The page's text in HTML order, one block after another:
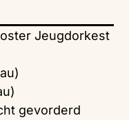
Jeugdorkest
gevorderd